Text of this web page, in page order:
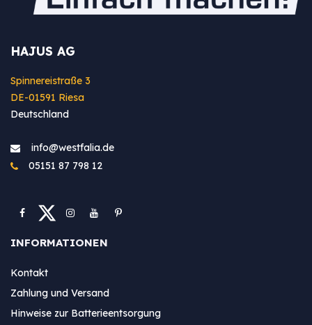
HAJUS AG
Spinnereistraße 3
DE-01591 Riesa
Deutschland
info@westfa​lia.de
05151 87 798 12
INFORMATIONEN
Kontakt
Zahlung und Versand
Hinweise zur Batterieentsorgung